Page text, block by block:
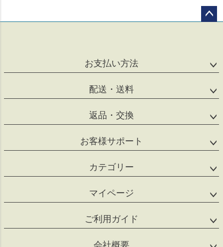
お支払い方法
配送・送料
返品・交換
お客様サポート
カテゴリー
マイページ
ご利用ガイド
会社概要